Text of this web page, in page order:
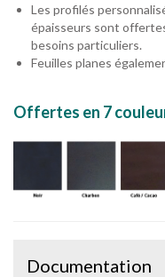
Les profilés
épaisseurs sont
besoins particuliers.
Feuilles planes
Offertes en 7
Documentation